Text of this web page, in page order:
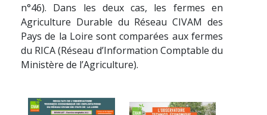
n°46). Dans les deux cas, les fermes en
Agriculture Durable du Réseau CIVAM des
Pays de la Loire sont comparées aux fermes
du RICA (Réseau d’Information Comptable du
Ministère de l’Agriculture).